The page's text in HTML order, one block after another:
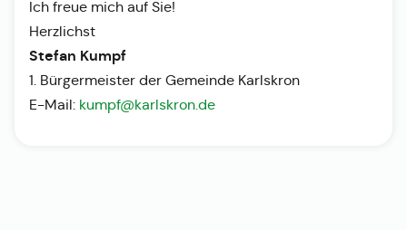
Ich freue mich auf Sie!
Herzlichst
Stefan Kumpf
1. Bürgermeister der Gemeinde Karlskron
E-Mail: kumpf@karlskron.de